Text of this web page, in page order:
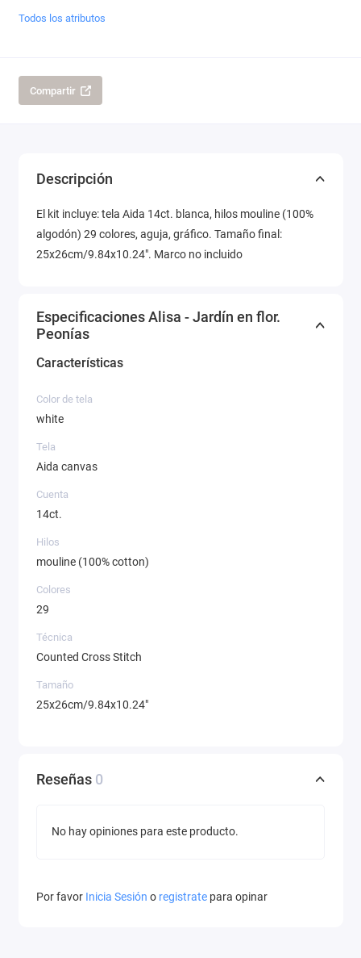
Todos los atributos
Compartir
Descripción
El kit incluye: tela Aida 14ct. blanca, hilos mouline (100%
algodón) 29 colores, aguja, gráfico. Tamaño final:
25x26cm/9.84x10.24". Marco no incluido
Especificaciones Alisa - Jardín en flor.
Peonías
Características
Color de tela
white
Tela
Aida canvas
Cuenta
14ct.
Hilos
mouline (100% cotton)
Colores
29
Técnica
Counted Cross Stitch
Tamaño
25x26cm/9.84x10.24"
Reseñas 0
No hay opiniones para este producto.
Por favor Inicia Sesión o registrate para opinar